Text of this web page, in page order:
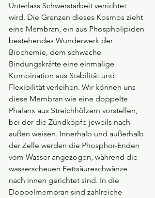
Unterlass Schwerstarbeit verrichtet
wird. Die Grenzen dieses Kosmos zieht
eine Membran, ein aus Phospholipiden
bestehendes Wunderwerk der
Biochemie, dem schwache
Bindungskräfte eine einmalige
Kombination aus Stabilität und
Flexibilität verleihen. Wir können uns
diese Membran wie eine doppelte
Phalanx aus Streichhölzern vorstellen,
bei der die Zündköpfe jeweils nach
außen weisen. Innerhalb und außerhalb
der Zelle werden die Phosphor-Enden
vom Wasser angezogen, während die
wasserscheuen Fettsäureschwänze
nach innen gerichtet sind. In die
Doppelmembran sind zahlreiche